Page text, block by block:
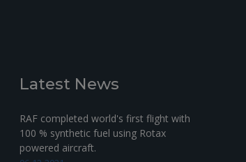
Latest News
RAF completed world's first flight with
100 % synthetic fuel using Rotax
powered aircraft.